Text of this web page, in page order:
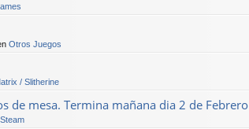
Otros Juegos
/ Slitherine
de mesa. Termina mañana dia 2 de Febrero